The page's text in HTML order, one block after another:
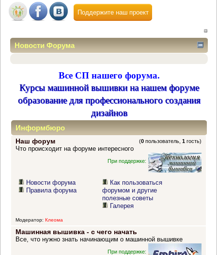
Поддержите наш проект
Новости Форума
Все СП нашего форума.
Курсы машинной вышивки на нашем форуме
образование для профессионального создания
дизайнов
Информбюро
Наш форум (0 пользователь,1 гость)
Что происходит на форуме интересного
При поддержке:
Новости форума
Правила форума
Как пользоваться
форумом и другие
полезные советы
Галерея
Модератор: Клеома
Машинная вышивка - с чего начать
Все, что нужно знать начинающим о машинной вышивке
При поддержке: